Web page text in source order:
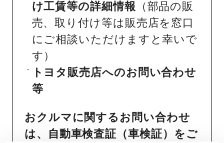
け工賃等の詳細情報 （部品の販
売、取り付け等は販売店を窓口
にご相談いただけますと幸いで
す）
トヨタ販売店へのお問い合わせ
等
おクルマに関するお問い合わせ
は、自動車検査証（車検証）をご